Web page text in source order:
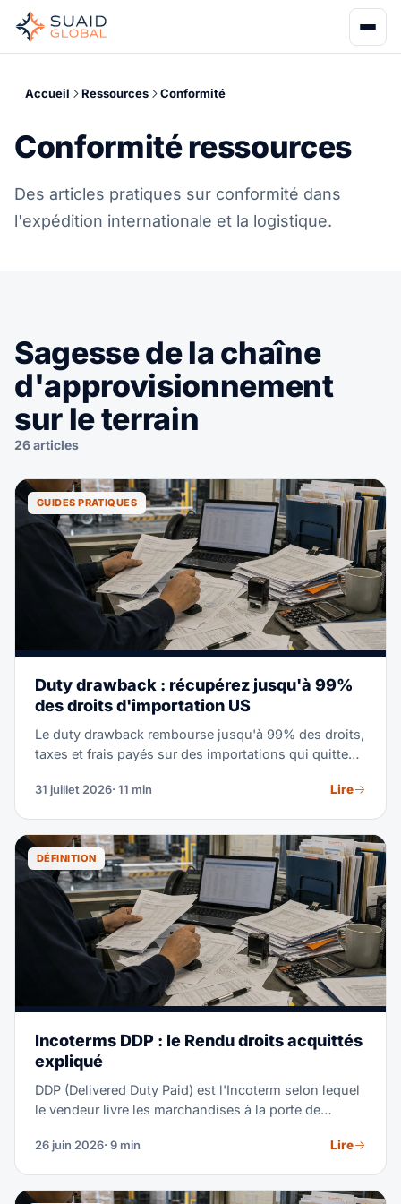
Accueil Ressources Conformité
Conformité ressources
Des articles pratiques sur conformité dans
l'expédition internationale et la logistique.
Sagesse de la chaîne
d'approvisionnement
sur le terrain
26 articles
GUIDES PRATIQUES
Duty drawback : récupérez jusqu'à 99%
des droits d'importation US
Le duty drawback rembourse jusqu'à 99% des droits,
taxes et frais payés sur des importations qui quittent
éligible, les trois types de drawback, le délai de 5 ans
douane agréés déposent les demandes.
31 juillet 2026· 11 min Lire
DÉFINITION
Incoterms DDP : le Rendu droits acquittés
expliqué
DDP (Delivered Duty Paid) est l'Incoterm selon lequel
le vendeur livre les marchandises à la porte de
l'importation, les droits et les taxes. L'acheteur ne fait
un exemple de coût réel, DDP vs DAP, et quand le
26 juin 2026· 9 min Lire